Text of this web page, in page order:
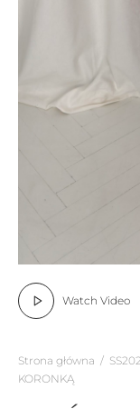
Watch Video
Strona główna /
KORONKĄ